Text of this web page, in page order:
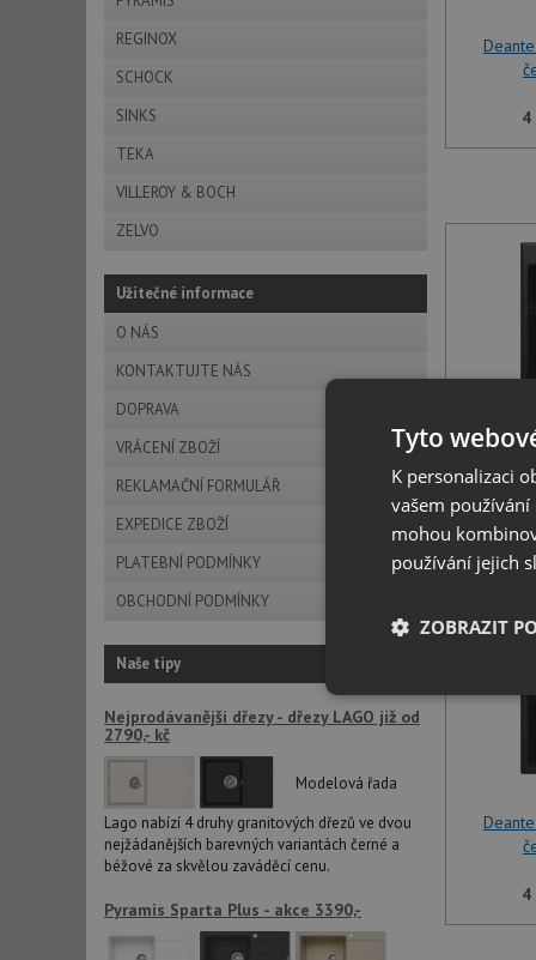
REGINOX
SCHOCK
SINKS
TEKA
VILLEROY & BOCH
ZELVO
Užitečné informace
O NÁS
KONTAKTUJTE NÁS
DOPRAVA
VRÁCENÍ ZBOŽÍ
REKLAMAČNÍ FORMULÁŘ
EXPEDICE ZBOŽÍ
PLATEBNÍ PODMÍNKY
OBCHODNÍ PODMÍNKY
Naše tipy
Nejprodávanější dřezy - dřezy LAGO již od
2790,- kč
Modelová řada
Lago nabízí 4 druhy granitových dřezů ve dvou
nejžádanějších barevných variantách černé a
béžové za skvělou zaváděcí cenu.
Pyramis Sparta Plus - akce 3390,-
4
4
4
Tyto
K personalizaci
vašem
mohou
používání jejich
ZOBRAZIT
Nezbytně
Nezbytně
Nezbytně nutné
stránky nelze bez